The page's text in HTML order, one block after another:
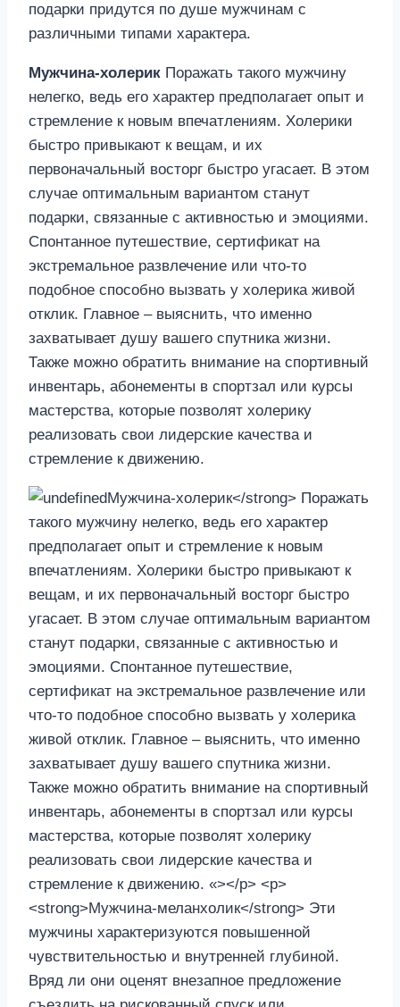
подарки придутся по душе мужчинам с
различными типами характера.
Мужчина-холерик Поражать такого мужчину
нелегко, ведь его характер предполагает опыт и
стремление к новым впечатлениям. Холерики
быстро привыкают к вещам, и их
первоначальный восторг быстро угасает. В этом
случае оптимальным вариантом станут
подарки, связанные с активностью и эмоциями.
Спонтанное путешествие, сертификат на
экстремальное развлечение или что-то
подобное способно вызвать у холерика живой
отклик. Главное – выяснить, что именно
захватывает душу вашего спутника жизни.
Также можно обратить внимание на спортивный
инвентарь, абонементы в спортзал или курсы
мастерства, которые позволят холерику
реализовать свои лидерские качества и
стремление к движению.